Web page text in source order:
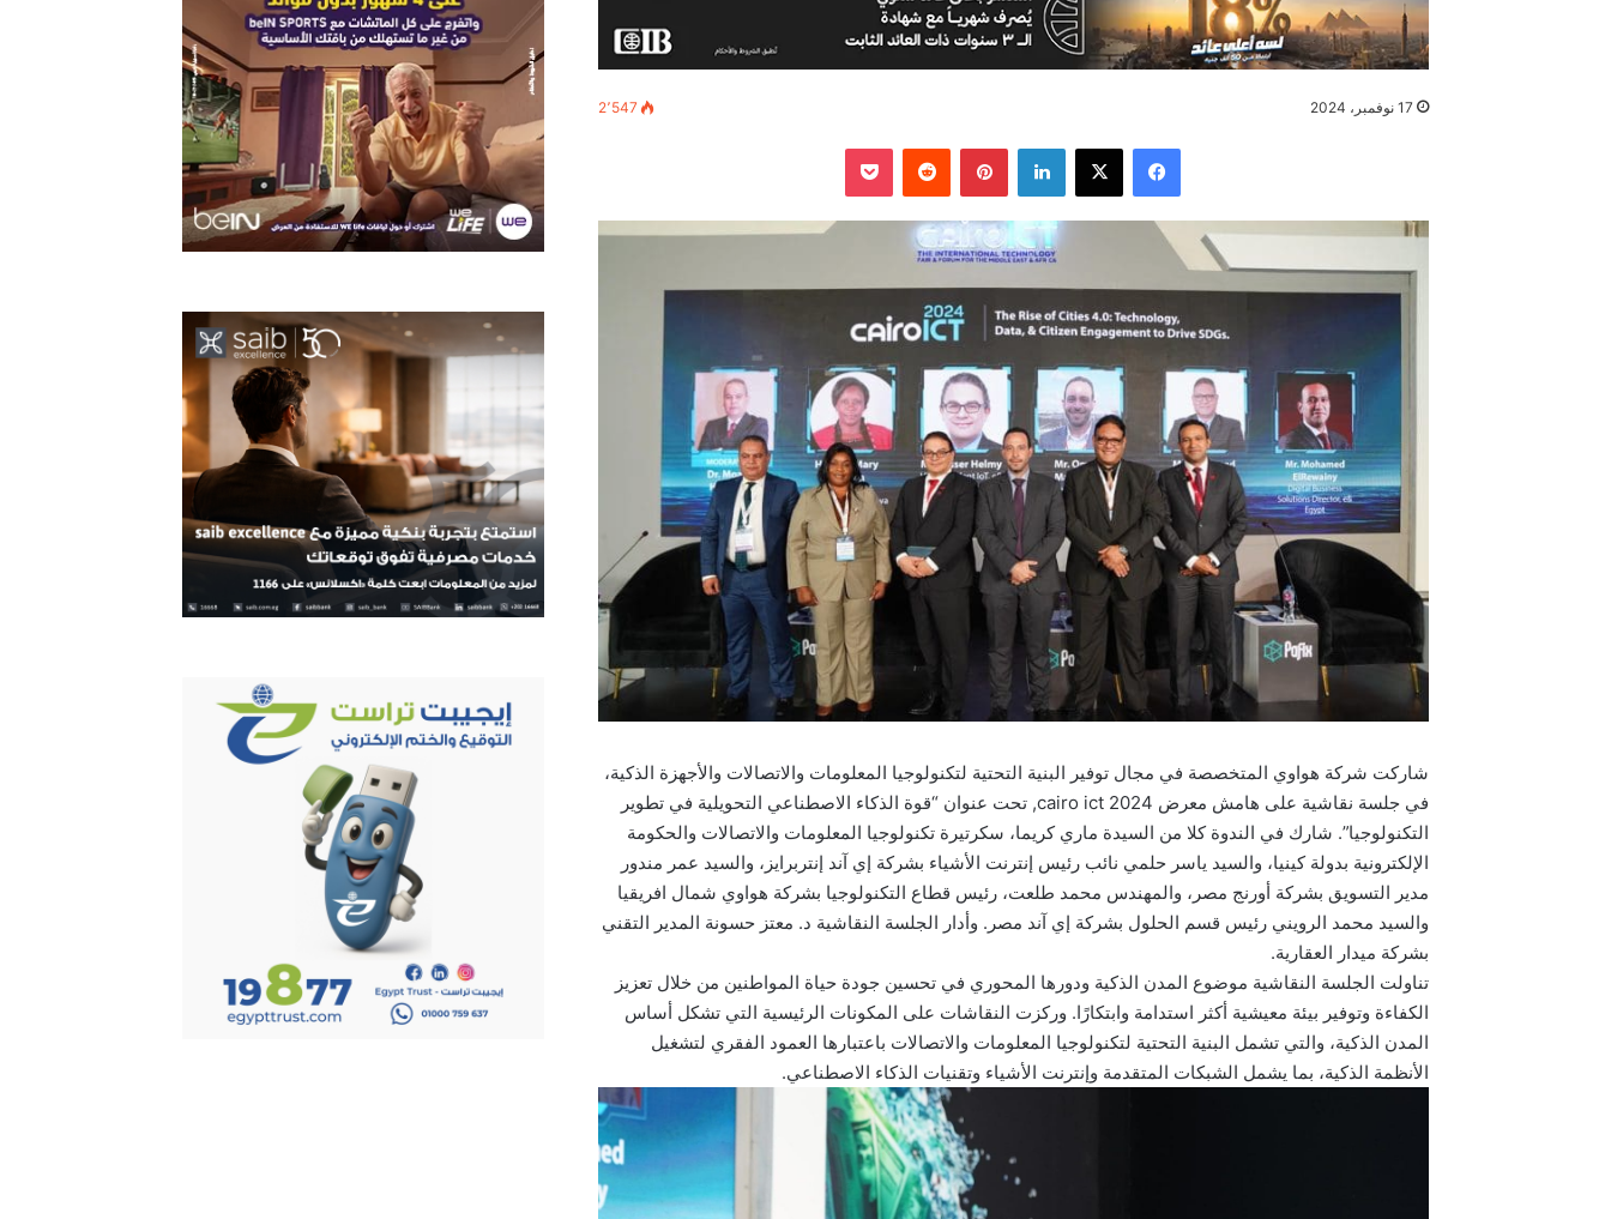
17 نوفمبر، 2024 2٬547
فيسبوك ‫X لينكدإن بينتيريست
‏Reddit
‫Pocket
شاركت شركة هواوي المتخصصة في مجال توفير البنية التحتية لتكنولوجيا المعلومات والاتصالات والأجهزة الذكية،
في جلسة نقاشية على هامش معرض cairo ict 2024, تحت عنوان “قوة الذكاء الاصطناعي التحويلية في تطوير
التكنولوجيا”. شارك في الندوة كلا من السيدة ماري كريما، سكرتيرة تكنولوجيا المعلومات والاتصالات والحكومة
الإلكترونية بدولة كينيا، والسيد ياسر حلمي نائب رئيس إنترنت الأشياء بشركة إي آند إنتربرايز، والسيد عمر مندور
مدير التسويق بشركة أورنج مصر، والمهندس محمد طلعت، رئيس قطاع التكنولوجيا بشركة هواوي شمال افريقيا
والسيد محمد الرويني رئيس قسم الحلول بشركة إي آند مصر. وأدار الجلسة النقاشية د. معتز حسونة المدير التقني
بشركة ميدار العقارية.
تناولت الجلسة النقاشية موضوع المدن الذكية ودورها المحوري في تحسين جودة حياة المواطنين من خلال تعزيز
الكفاءة وتوفير بيئة معيشية أكثر استدامة وابتكارًا. وركزت النقاشات على المكونات الرئيسية التي تشكل أساس
المدن الذكية، والتي تشمل البنية التحتية لتكنولوجيا المعلومات والاتصالات باعتبارها العمود الفقري لتشغيل
الأنظمة الذكية، بما يشمل الشبكات المتقدمة وإنترنت الأشياء وتقنيات الذكاء الاصطناعي.